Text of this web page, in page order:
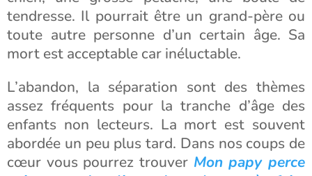
tendresse. Il pourrait être un grand-père ou
toute autre personne d’un certain âge. Sa
mort est acceptable car inéluctable.
L’abandon, la séparation sont des thèmes
assez fréquents pour la tranche d’âge des
enfants non lecteurs. La mort est souvent
abordée un peu plus tard. Dans nos coups de
cœur vous pourrez trouver Mon papy perce